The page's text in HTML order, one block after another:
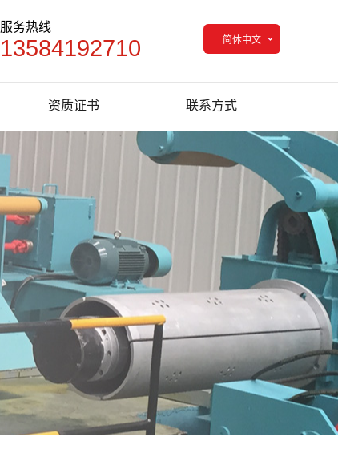
服务热线
13584192710 简体中文
资质证书 联系方式